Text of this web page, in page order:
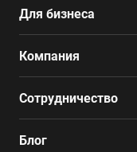
Для бизнеса
Компания
Сотрудничество
Блог